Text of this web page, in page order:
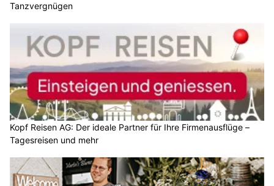
Tanzvergnügen
Kopf Reisen AG: Der ideale Partner für Ihre Firmenausflüge –
Tagesreisen und mehr